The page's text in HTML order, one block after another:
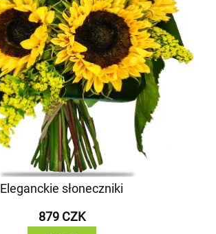
Eleganckie słoneczniki
879 CZK